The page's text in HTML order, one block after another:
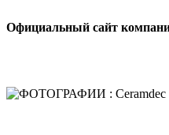
Официальный сайт